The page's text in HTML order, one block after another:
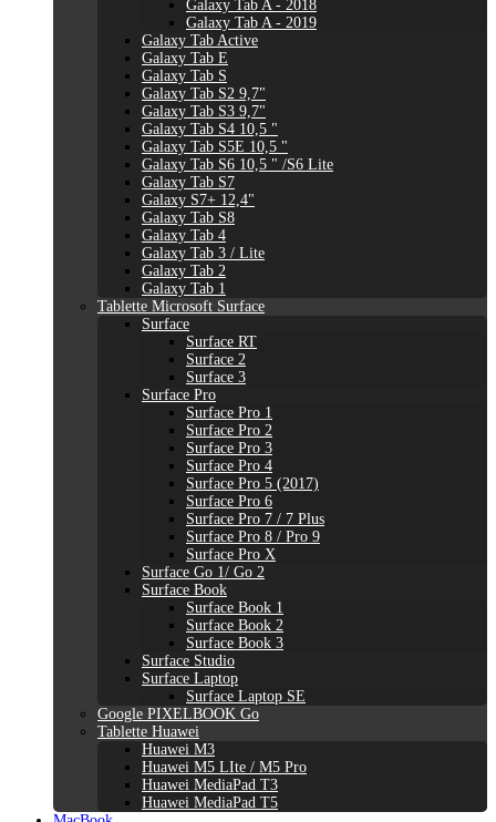
Galaxy Tab A - 2018
Galaxy Tab A - 2019
Galaxy Tab Active
Galaxy Tab E
Galaxy Tab S
Galaxy Tab S2 9,7"
Galaxy Tab S3 9,7"
Galaxy Tab S4 10,5 "
Galaxy Tab S5E 10,5 "
Galaxy Tab S6 10,5 " /S6 Lite
Galaxy Tab S7
Galaxy S7+ 12,4"
Galaxy Tab S8
Galaxy Tab 4
Galaxy Tab 3 / Lite
Galaxy Tab 2
Galaxy Tab 1
Tablette Microsoft Surface
Surface
Surface RT
Surface 2
Surface 3
Surface Pro
Surface Pro 1
Surface Pro 2
Surface Pro 3
Surface Pro 4
Surface Pro 5 (2017)
Surface Pro 6
Surface Pro 7 / 7 Plus
Surface Pro 8 / Pro 9
Surface Pro X
Surface Go 1/ Go 2
Surface Book
Surface Book 1
Surface Book 2
Surface Book 3
Surface Studio
Surface Laptop
Surface Laptop SE
Google PIXELBOOK Go
Tablette Huawei
Huawei M3
Huawei M5 LIte / M5 Pro
Huawei MediaPad T3
Huawei MediaPad T5